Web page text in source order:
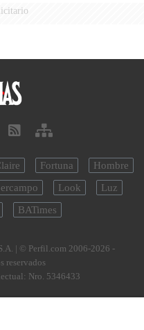
Fortuna
Hombre
Look
Luz
BATimes
| © Perfil.com 2006-2026 -
reservados
Nro. 5346433